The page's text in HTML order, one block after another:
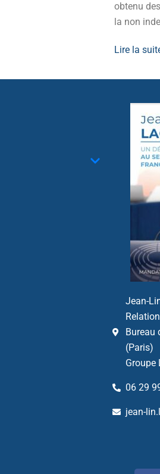
obtenu
la non
Lire la
Jean-
Bureau
(Paris)
Groupe
06 29
jean-